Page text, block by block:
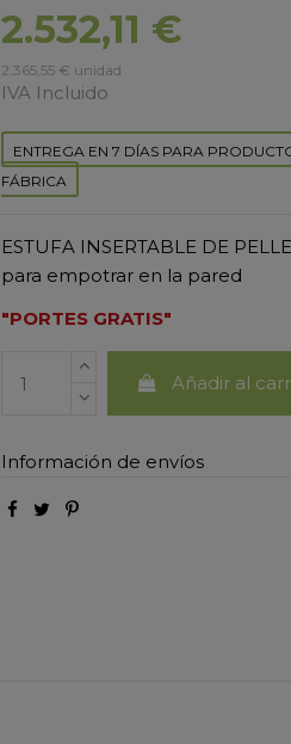
2.532,11 €
2.365,55 € unidad
IVA Incluido
ENTREGA EN 7 DÍAS PARA
FÁBRICA
ESTUFA INSERTABLE DE
para empotrar en la pared
"PORTES GRATIS"
Añadir al
Información de envíos